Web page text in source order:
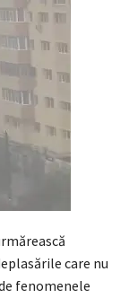
care nu
fenomenele